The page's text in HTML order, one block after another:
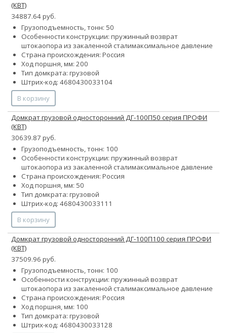
(КВТ)
34887.64 руб.
Грузоподъемность, тонн: 50
Особенности конструкции: пружинный возврат
штокаопора из закаленной сталимаксимальное давление
Страна происхождения: Россия
Ход поршня, мм: 200
Тип домкрата: грузовой
Штрих-код: 4680430033104
В корзину
Домкрат грузовой односторонний ДГ-100П50 серия ПРОФИ
(КВТ)
30639.87 руб.
Грузоподъемность, тонн: 100
Особенности конструкции: пружинный возврат
штокаопора из закаленной сталимаксимальное давление
Страна происхождения: Россия
Ход поршня, мм: 50
Тип домкрата: грузовой
Штрих-код: 4680430033111
В корзину
Домкрат грузовой односторонний ДГ-100П100 серия ПРОФИ
(КВТ)
37509.96 руб.
Грузоподъемность, тонн: 100
Особенности конструкции: пружинный возврат
штокаопора из закаленной сталимаксимальное давление
Страна происхождения: Россия
Ход поршня, мм: 100
Тип домкрата: грузовой
Штрих-код: 4680430033128